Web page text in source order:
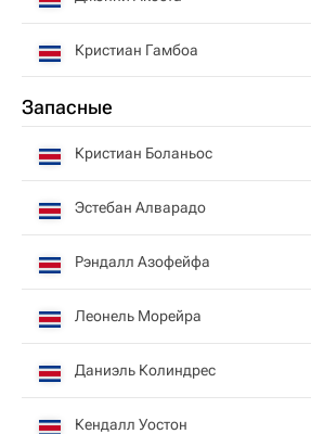
Кристиан Гамбоа
Запасные
Кристиан Боланьос
Эстебан Алварадо
Рэндалл Азофейфа
Леонель Морейра
Даниэль Колиндрес
Кендалл Уостон